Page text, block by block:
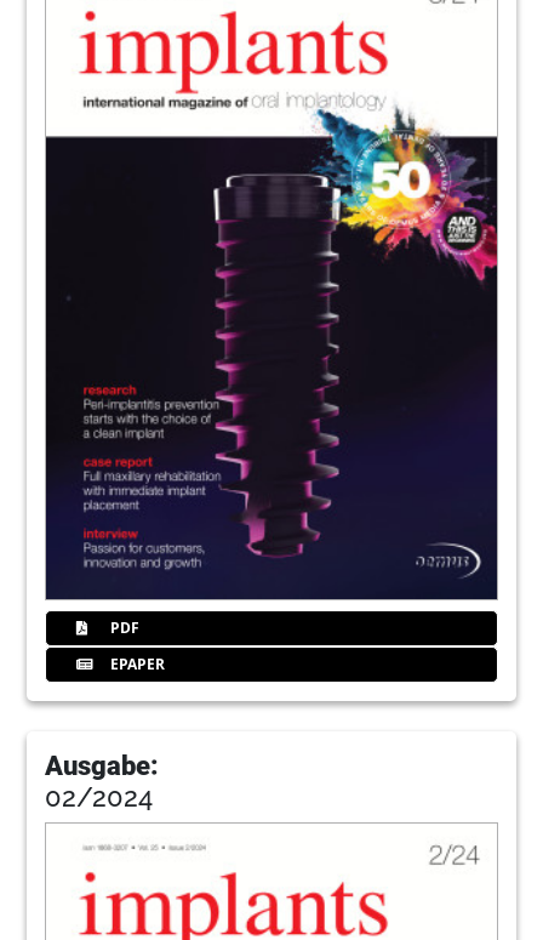
PDF
EPAPER
Ausgabe:
02/2024